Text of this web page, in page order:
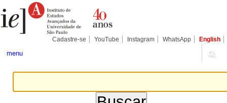
para
conteúdo.
Pessoais
Cadastre-se YouTube Instagram WhatsApp English
menu